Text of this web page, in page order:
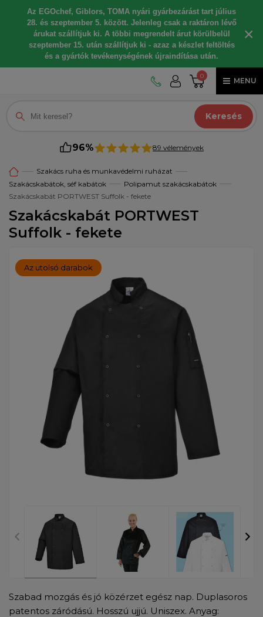
Az EGOchef, Giblors, TOMA nyári gyárbezárást tart július
28. és szeptember 5. között. Jelenleg csak a raktáron lévő
árukat szállítjuk ki. A többi megrendelt árut körülbelül
szeptember 15. után szállítjuk ki - azaz a készlet feltöltés
és a gyártók tevékenységének újraindítása után.
×
0
MENU
Keresés
96% 89 vélemények
Szakács ruha és munkavédelmi ruházat
Szakácskabátok, séf kabátok
Polipamut szakácskabátok
Szakácskabát PORTWEST Suffolk - fekete
Szakácskabát PORTWEST
Suffolk - fekete
Az utolsó darabok
Szabad mozgás és jó közérzet egész nap. Duplasoros
patentos záródású. Hosszú ujjú. Uniszex. Anyag: